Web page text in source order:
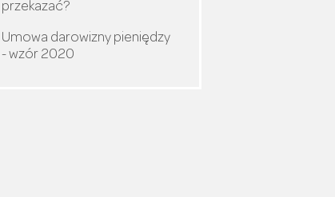
przekazać?
Umowa darowizny pieniędzy
- wzór 2020